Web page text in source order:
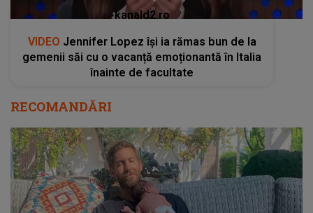
kanald2.ro
VIDEO Jennifer Lopez își ia rămas bun de la
gemenii săi cu o vacanță emoționantă în Italia
înainte de facultate
RECOMANDĂRI